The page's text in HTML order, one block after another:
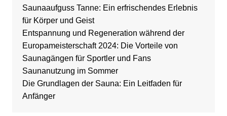
Saunaaufguss Tanne: Ein erfrischendes Erlebnis
für Körper und Geist
Entspannung und Regeneration während der
Europameisterschaft 2024: Die Vorteile von
Saunagängen für Sportler und Fans
Saunanutzung im Sommer
Die Grundlagen der Sauna: Ein Leitfaden für
Anfänger